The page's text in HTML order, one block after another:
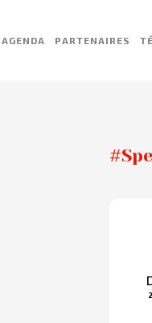
AGENDA PARTENAIRES